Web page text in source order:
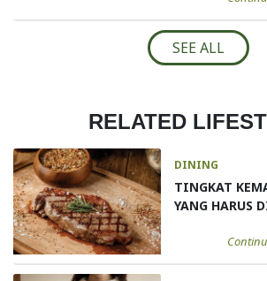
SEE ALL
RELATED
DINING
TINGKAT
YANG HARUS